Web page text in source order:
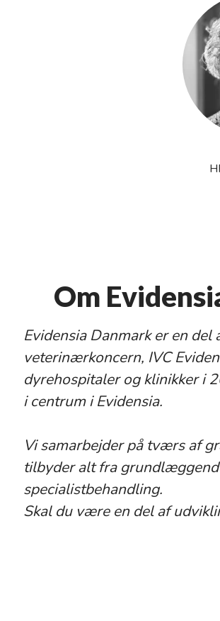
Om
Evidensia Danmark er en
veterinærkoncern, IVC
dyrehospitaler og klinikker i
i centrum i Evidensia.
Vi samarbejder på tværs af
tilbyder alt fra
specialistbehandling.
Skal du være en del af